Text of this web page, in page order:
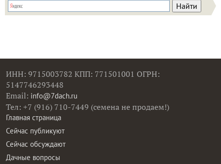
ИНН: 9715003782 КПП: 771501001 ОГРН:
5147746293448
Email: info@7dach.ru
Тел: +7 (916) 710-7449 (семена не продаем!)
Главная страница
Сейчас публикуют
Сейчас обсуждают
Дачные вопросы